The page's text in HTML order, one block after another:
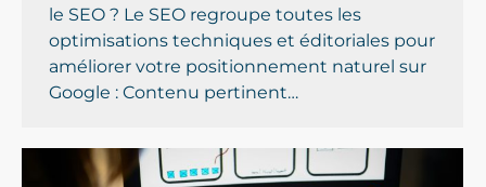
le SEO ? Le SEO regroupe toutes les
optimisations techniques et éditoriales pour
améliorer votre positionnement naturel sur
Google : Contenu pertinent…